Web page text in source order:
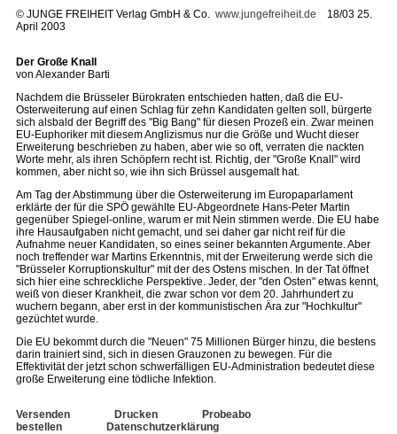
© JUNGE FREIHEIT Verlag GmbH & Co. www.jungefreiheit.de 18/03 25.
April 2003
Der Große Knall
von Alexander Barti
Nachdem die Brüsseler Bürokraten entschieden hatten, daß die EU-
Osterweiterung auf einen Schlag für zehn Kandidaten gelten soll, bürgerte
sich alsbald der Begriff des "Big Bang" für diesen Prozeß ein. Zwar meinen
EU-Euphoriker mit diesem Anglizismus nur die Größe und Wucht dieser
Erweiterung beschrieben zu haben, aber wie so oft, verraten die nackten
Worte mehr, als ihren Schöpfern recht ist. Richtig, der "Große Knall" wird
kommen, aber nicht so, wie ihn sich Brüssel ausgemalt hat.
Am Tag der Abstimmung über die Osterweiterung im Europaparlament
erklärte der für die SPÖ gewählte EU-Abgeordnete Hans-Peter Martin
gegenüber Spiegel-online, warum er mit Nein stimmen werde. Die EU habe
ihre Hausaufgaben nicht gemacht, und sei daher gar nicht reif für die
Aufnahme neuer Kandidaten, so eines seiner bekannten Argumente. Aber
noch treffender war Martins Erkenntnis, mit der Erweiterung werde sich die
"Brüsseler Korruptionskultur" mit der des Ostens mischen. In der Tat öffnet
sich hier eine schreckliche Perspektive. Jeder, der "den Osten" etwas kennt,
weiß von dieser Krankheit, die zwar schon vor dem 20. Jahrhundert zu
wuchern begann, aber erst in der kommunistischen Ära zur "Hochkultur"
gezüchtet wurde.
Die EU bekommt durch die "Neuen" 75 Millionen Bürger hinzu, die bestens
darin trainiert sind, sich in diesen Grauzonen zu bewegen. Für die
Effektivität der jetzt schon schwerfälligen EU-Administration bedeutet diese
große Erweiterung eine tödliche Infektion.
Versenden Drucken
Probeabo
bestellen
Datenschutzerklärung